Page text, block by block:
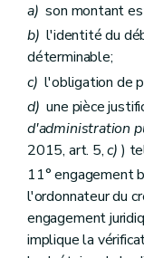
Art. 69
Art.69/1
Art. 70
Art. 71
Art. 72
Art. 73
Titre
X
Art. 74
Art. 75
TitreXI
Art.
76
Art. 77
Art.78
LivreIII
Dispositions
a) son montant
b) l'identité du
déterminable;
c) l'obligation de
d) une pièce
d'administration
2015, art. 5,c) )
11° engagement
l'ordonnateur du
engagement
implique la